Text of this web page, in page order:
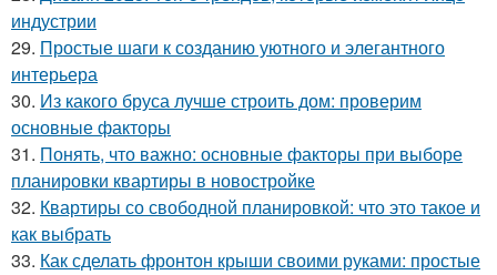
индустрии
29. Простые шаги к созданию уютного и элегантного
интерьера
30. Из какого бруса лучше строить дом: проверим
основные факторы
31. Понять, что важно: основные факторы при выборе
планировки квартиры в новостройке
32. Квартиры со свободной планировкой: что это такое и
как выбрать
33. Как сделать фронтон крыши своими руками: простые